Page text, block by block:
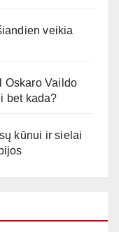
veikia
Oskaro Vaildo
bet kada?
kūnui ir sielai